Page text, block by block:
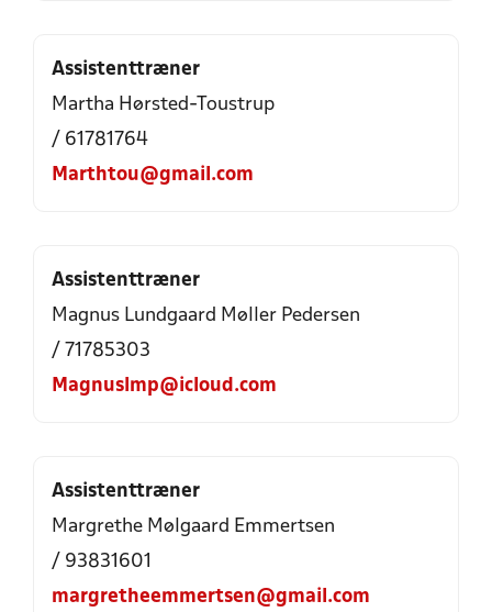
Assistenttræner
Martha Hørsted-Toustrup
/ 61781764
Marthtou@gmail.com
Assistenttræner
Magnus Lundgaard Møller Pedersen
/ 71785303
Magnuslmp@icloud.com
Assistenttræner
Margrethe Mølgaard Emmertsen
/ 93831601
margretheemmertsen@gmail.com